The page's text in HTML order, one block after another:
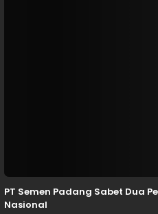
PT Semen Padang Sabet Dua
Nasional